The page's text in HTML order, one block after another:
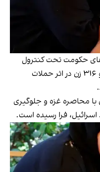
حکومت تحت کنترول
حماس در غزه اعلام کرد که ۱۲ هزار و ۳۱۶ زن در اثر حملات
هم‌زمان با محاصره غزه و جلوگیری
فرا رسیده است.